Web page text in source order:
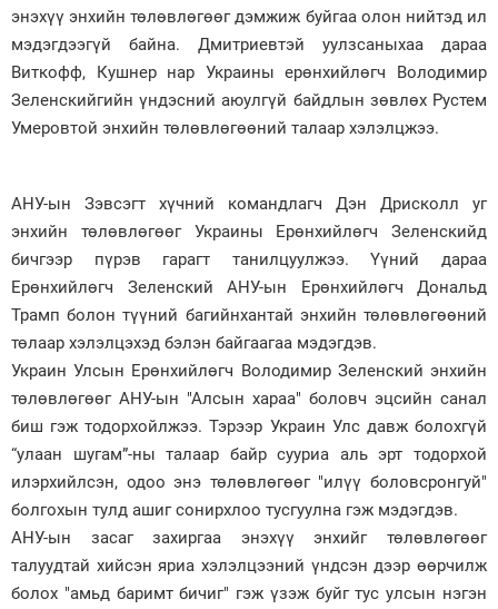
энэхүү энхийн төлөвлөгөөг дэмжиж буйгаа олон нийтэд ил
мэдэгдээгүй байна. Дмитриевтэй уулзсаныхаа дараа
Виткофф, Кушнер нар Украины ерөнхийлөгч Володимир
Зеленскийгийн үндэсний аюулгүй байдлын зөвлөх Рустем
Умеровтой энхийн төлөвлөгөөний талаар хэлэлцжээ.
АНУ-ын Зэвсэгт хүчний командлагч Дэн Дрисколл уг
энхийн төлөвлөгөөг Украины Ерөнхийлөгч Зеленскийд
бичгээр пүрэв гарагт танилцуулжээ. Үүний дараа
Ерөнхийлөгч Зеленский АНУ-ын Ерөнхийлөгч Дональд
Трамп болон түүний багийнхантай энхийн төлөвлөгөөний
төлаар хэлэлцэхэд бэлэн байгаагаа мэдэгдэв.
Украин Улсын Ерөнхийлөгч Володимир Зеленский энхийн
төлөвлөгөөг АНУ-ын "Алсын хараа" боловч эцсийн санал
биш гэж тодорхойлжээ. Тэрээр Украин Улс давж болохгүй
“улаан шугам”-ны талаар байр сууриа аль эрт тодорхой
илэрхийлсэн, одоо энэ төлөвлөгөөг "илүү боловсронгуй"
болгохын тулд ашиг сонирхлоо тусгуулна гэж мэдэгдэв.
АНУ-ын засаг захиргаа энэхүү энхийг төлөвлөгөөг
талуудтай хийсэн яриа хэлэлцээний үндсэн дээр өөрчилж
болох "амьд баримт бичиг" гэж үзэж буйг тус улсын нэгэн